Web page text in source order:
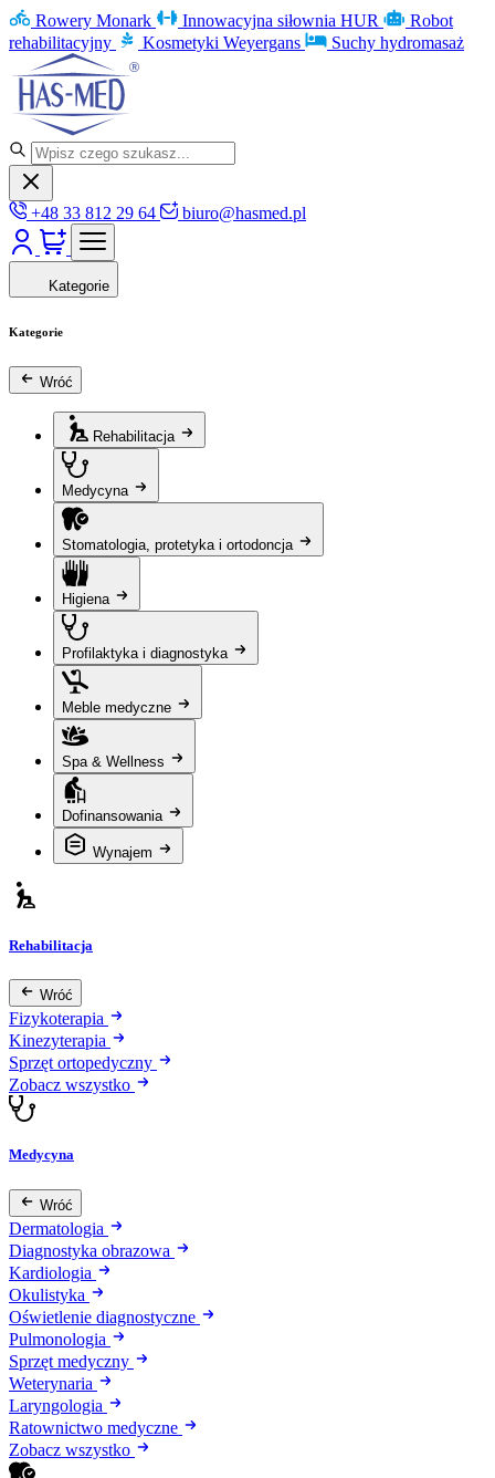
Rowery Monark Innowacyjna siłownia HUR
Robot
rehabilitacyjny
Kosmetyki Weyergans Suchy hydromasaż
+48 33 812 29 64 biuro@hasmed.pl
Kategorie
Kategorie
Wróć
Rehabilitacja
Medycyna
Stomatologia, protetyka i ortodoncja
Higiena
Profilaktyka i diagnostyka
Meble medyczne
Spa & Wellness
Dofinansowania
Wynajem
Rehabilitacja
Wróć
Fizykoterapia
Kinezyterapia
Sprzęt ortopedyczny
Zobacz wszystko
Medycyna
Wróć
Dermatologia
Diagnostyka obrazowa
Kardiologia
Okulistyka
Oświetlenie diagnostyczne
Pulmonologia
Sprzęt medyczny
Weterynaria
Laryngologia
Ratownictwo medyczne
Zobacz wszystko